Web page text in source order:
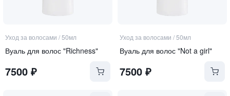
Уход за волосами /50мл
Вуаль для волос "Richness"
7500 ₽
Уход за волосами /50мл
Вуаль для волос "Not a girl"
7500₽